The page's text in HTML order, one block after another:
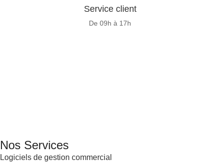
Service client
De 09h à 17h
Nos Services
Logiciels de gestion commercial